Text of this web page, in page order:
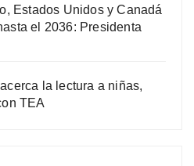
Estados Unidos y Canadá
el 2036: Presidenta
la lectura a niñas,
TEA